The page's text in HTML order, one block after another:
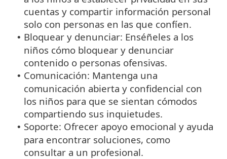
cuentas y compartir información personal
solo con personas en las que confíen.
• Bloquear y denunciar: Enséñeles a los
niños cómo bloquear y denunciar
contenido o personas ofensivas.
• Comunicación: Mantenga una
comunicación abierta y confidencial con
los niños para que se sientan cómodos
compartiendo sus inquietudes.
• Soporte: Ofrecer apoyo emocional y ayuda
para encontrar soluciones, como
consultar a un profesional.